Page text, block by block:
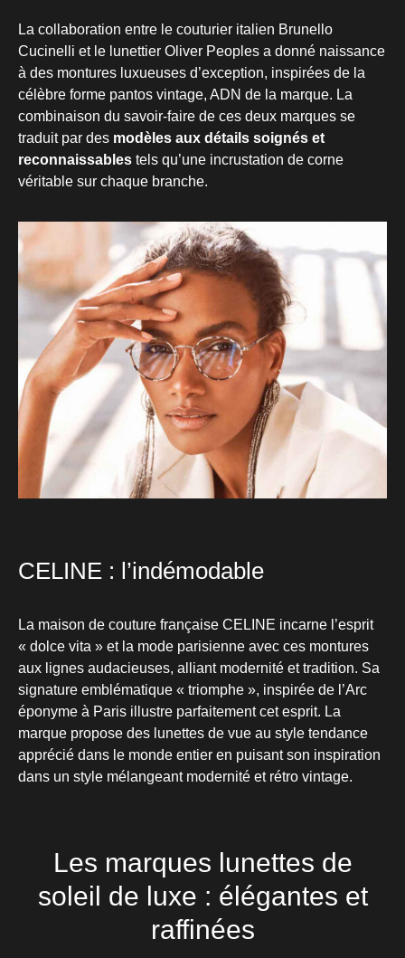
La collaboration entre le couturier italien Brunello
Cucinelli et le lunettier Oliver Peoples a donné naissance
à des montures luxueuses d’exception, inspirées de la
célèbre forme pantos vintage, ADN de la marque. La
combinaison du savoir-faire de ces deux marques se
traduit par des modèles aux détails soignés et
reconnaissables tels qu’une incrustation de corne
véritable sur chaque branche.
CELINE : l’indémodable
La maison de couture française CELINE incarne l’esprit
« dolce vita » et la mode parisienne avec ces montures
aux lignes audacieuses, alliant modernité et tradition. Sa
signature emblématique « triomphe », inspirée de l’Arc
éponyme à Paris illustre parfaitement cet esprit. La
marque propose des lunettes de vue au style tendance
apprécié dans le monde entier en puisant son inspiration
dans un style mélangeant modernité et rétro vintage.
Les marques lunettes de
soleil de luxe : élégantes et
raffinées